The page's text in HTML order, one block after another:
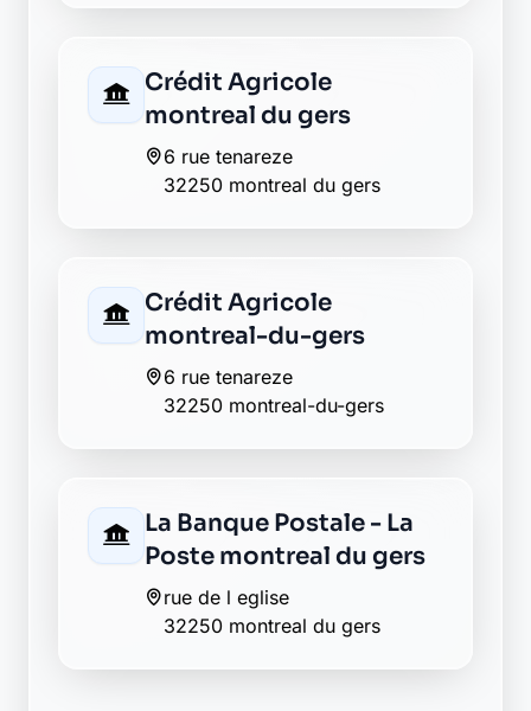
Crédit Agricole
montreal du gers
6 rue tenareze
32250 montreal du gers
Crédit Agricole
montreal-du-gers
6 rue tenareze
32250 montreal-du-gers
La Banque Postale - La
Poste montreal du gers
rue de l eglise
32250 montreal du gers